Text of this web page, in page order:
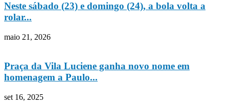
Neste sábado (23) e domingo (24), a bola volta a
rolar...
maio 21, 2026
Praça da Vila Luciene ganha novo nome em
homenagem a Paulo...
set 16, 2025